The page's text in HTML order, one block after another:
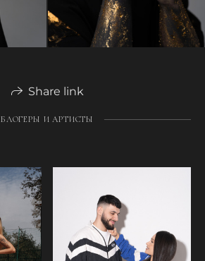
Share link
БЛОГЕРЫ И АРТИСТЫ